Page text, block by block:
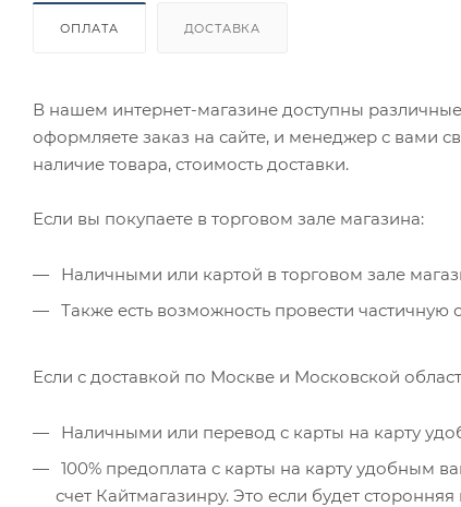
ОПЛАТА ДОСТАВКА
В нашем интернет-магазине доступны
оформляете заказ на сайте, и менеджер с вами
наличие товара, стоимость доставки.
Если вы покупаете в торговом зале магазина:
Наличными или картой в торговом зале
Также есть возможность провести частичную
Если с доставкой по Москве и Московской
Наличными или перевод с карты на карту
100% предоплата с карты на карту удобным
счет Кайтмагазинру. Это если будет